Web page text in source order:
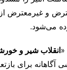
و غیرمعترض از
می‌شود.
«انقلاب شیر و
آگاهانه برای